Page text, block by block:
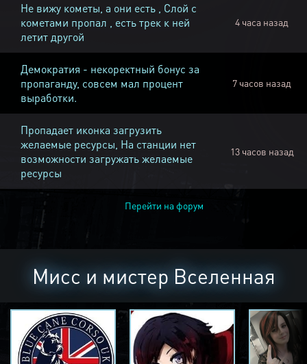
Не вижу кометы, а они есть , Слой с
кометами пропал , есть трек к ней
летит другой
4 часа назад
Демократия - некоректный бонус за
пропаганду, совсем мал процент
выработки.
7 часов назад
Пропадает иконка загрузить
желаемые ресурсы, На станции нет
возможности загружать желаемые
ресурсы
13 часов назад
Перейти на форум
Мисс и мистер Вселенная